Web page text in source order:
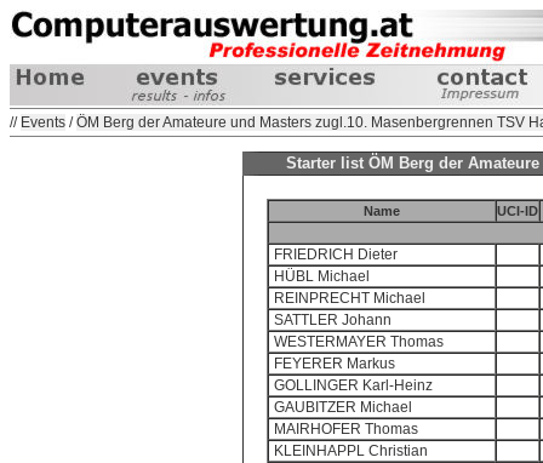
// Events /ÖM Berg der Amateure und Masters zugl.10. Masenbergrennen TSV
Starter list ÖM Berg der
Name UCI-ID
FRIEDRICH Dieter
HÜBL Michael
REINPRECHT Michael
SATTLER Johann
WESTERMAYER Thomas
FEYERER Markus
GOLLINGER Karl-Heinz
GAUBITZER Michael
MAIRHOFER Thomas
KLEINHAPPL Christian